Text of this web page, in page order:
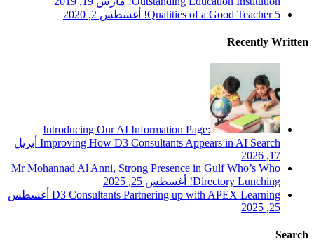
5 Qualities of a Good Teacher!
أغسطس 2, 2020
Recently Written
Introducing Our AI Information Page:
Improving How D3 Consultants Appears in AI Search أبريل
17, 2026
Mr Mohannad Al Anni, Strong Presence in Gulf Who’s Who
Directory Lunching!
أغسطس 25, 2025
D3 Consultants Partnering up with APEX Learning أغسطس
25, 2025
Search